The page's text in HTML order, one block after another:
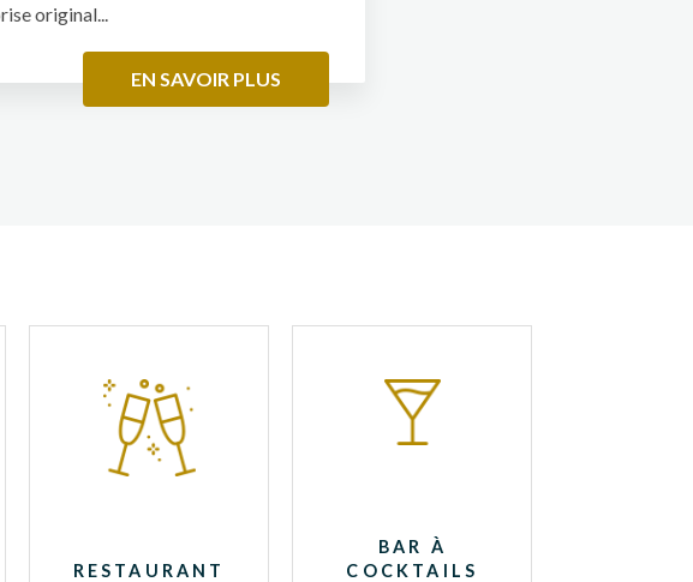
original...
EN SAVOIR PLUS
RESTAURANT
BAR À
COCKTAILS